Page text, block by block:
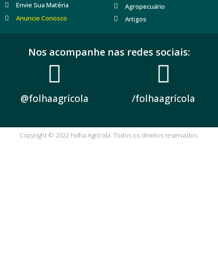
Envie Sua Matéria
Anuncie Conosco
Agropecuário
Artigos
Nos acompanhe nas redes sociais:
@folhaagrícola /folhaagrícola
Copyright © 2022 Folha Agrícola. Todos os direitos reservados.